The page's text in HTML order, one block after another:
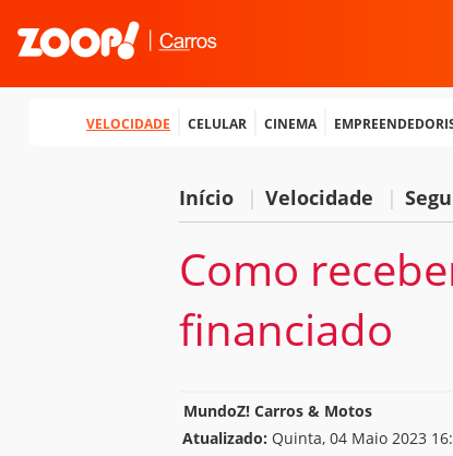
Velocidade Celular Cinema
Início | Velocidade |
Como
financiado
MundoZ! Carros & Motos
Atualizado: Quinta, 04 Maio 2023